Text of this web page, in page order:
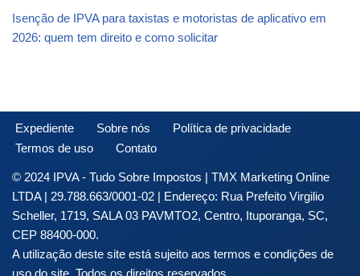
Isenção de IPVA para taxistas e motoristas de aplicativo em
2026: quem tem direito e como solicitar
Expediente Sobre nós
Política de privacidade
Termos de uso
Contato
© 2024 IPVA - Tudo Sobre Impostos | TMX Marketing Online
LTDA | 29.788.663/0001-02 | Endereço: Rua Prefeito Virgilio
Scheller, 1719, SALA 03 PAVMTO2, Centro, Ituporanga, SC,
CEP 88400-000.
A utilização deste site está sujeito aos termos e condições de
uso do site. Todos os direitos reservados.